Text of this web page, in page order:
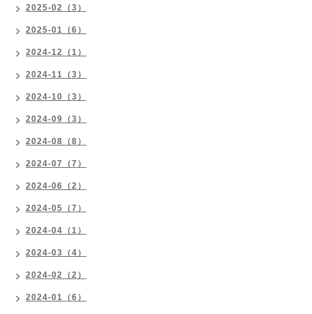
2025-02（3）
2025-01（6）
2024-12（1）
2024-11（3）
2024-10（3）
2024-09（3）
2024-08（8）
2024-07（7）
2024-06（2）
2024-05（7）
2024-04（1）
2024-03（4）
2024-02（2）
2024-01（6）